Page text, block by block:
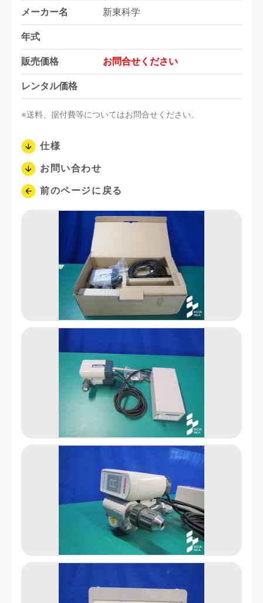
メーカー名 新東科学
年式
販売価格 お問合せください
レンタル価格
※送料、据付費等についてはお問合せください。
仕様
お問い合わせ
前のページに戻る